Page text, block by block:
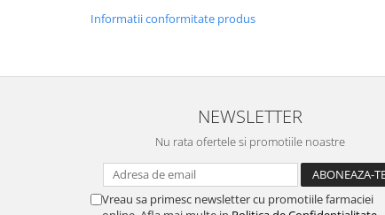
Informatii conformitate produs
NEWSLETTER
Nu rata ofertele si promotiile noastre
Vreau sa primesc newsletter cu promotiile farmaciei